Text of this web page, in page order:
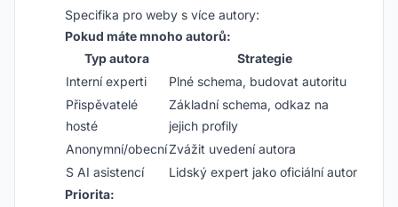
Specifika pro weby s více autory:
Pokud máte mnoho autorů:
Typ autora
Strategie
Interní experti
Plné schema, budovat autoritu
Přispěvatelé
hosté
Základní schema, odkaz na
jejich profily
Anonymní/obecníZvážit uvedení autora
S AI asistencí
Lidský expert jako oficiální autor
Priorita: